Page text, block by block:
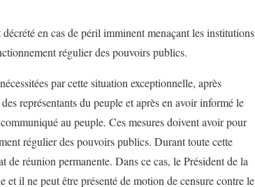
en cas de péril imminent menaçant les institutions
régulier des pouvoirs publics.
par cette situation exceptionnelle, après
représentants du peuple et après en avoir informé le
au peuple. Ces mesures doivent avoir pour
régulier des pouvoirs publics. Durant toute cette
de réunion permanente. Dans ce cas, le Président de la
et il ne peut être présenté de motion de censure contre le